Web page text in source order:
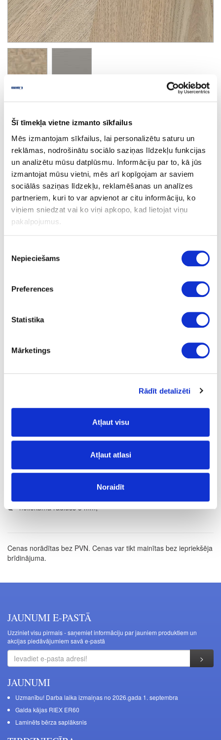
Šī tīmekļa vietne izmanto sīkfailus
Mēs izmantojam sīkfailus, lai personalizētu saturu un
reklāmas, nodrošinātu sociālo saziņas līdzekļu funkcijas
un analizētu mūsu datplūsmu. Informāciju par to, kā jūs
izmantojat mūsu vietni, mēs arī kopīgojam ar saviem
sociālās saziņas līdzekļu, reklamēšanas un analīzes
partneriem, kuri to var apvienot ar citu informāciju, ko
viņiem sniedzat vai ko viņi apkopo, kad lietojat viņu
pakalpojumus.
izvēle
Nepieciešams
Preferences
Statistika
Mārketings
Rādīt detalizēti
Atļaut visu
Atļaut atlasi
Noraidīt
Tangram Oak
Uzdot jautājumu
Nosūtīt saiti uz produktu
06-R20349-NW-38-60
NW- dabīga koka struktūra;
Q- noliekuma rādiuss 3 mm;
Cenas norādītas bez PVN. Cenas var tikt mainītas bez iepriekšēja
brīdinājuma.
JAUNUMI E-PASTĀ
Uzziniet visu pirmais - saņemiet informāciju par jauniem produktiem un
akcijas piedāvājumiem savā e-pastā
JAUNUMI
Uzmanību! Darba laika izmaiņas no 2026.gada 1. septembra
Galda kājas RIEX ER60
Laminēts bērza saplāksnis